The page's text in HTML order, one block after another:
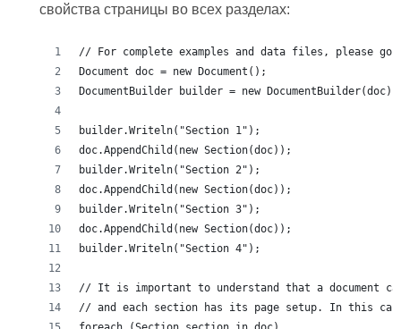
свойства страницы во всех разделах: